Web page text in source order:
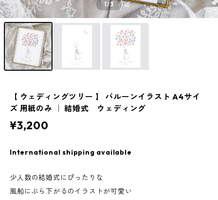
1/3
【 ウェディングツリー 】 バルーンイラスト A4サイ
ズ 用紙のみ ｜ 結婚式 ウェディング
¥3,200
International shipping available
少人数の結婚式にぴったりな
風船にぶら下がるのイラストが可愛い